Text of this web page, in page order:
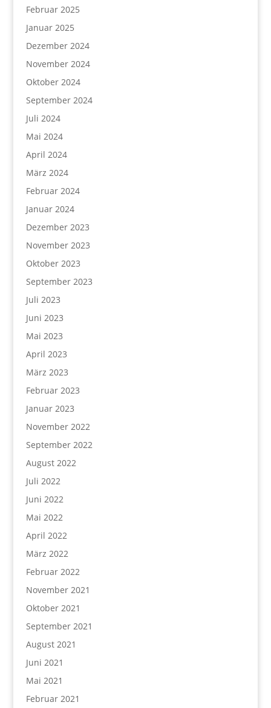
Februar 2025
Januar 2025
Dezember 2024
November 2024
Oktober 2024
September 2024
Juli 2024
Mai 2024
April 2024
März 2024
Februar 2024
Januar 2024
Dezember 2023
November 2023
Oktober 2023
September 2023
Juli 2023
Juni 2023
Mai 2023
April 2023
März 2023
Februar 2023
Januar 2023
November 2022
September 2022
August 2022
Juli 2022
Juni 2022
Mai 2022
April 2022
März 2022
Februar 2022
November 2021
Oktober 2021
September 2021
August 2021
Juni 2021
Mai 2021
Februar 2021